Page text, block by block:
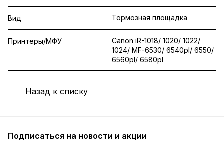
Вид Тормозная площадка
Принтеры/МФУ
Canon iR-1018/ 1020/ 1022/
1024/ MF-6530/ 6540pl/ 6550/
6560pl/ 6580pl
Назад к списку
Подписаться на новости и акции